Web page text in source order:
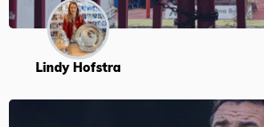
Lindy Hofstra